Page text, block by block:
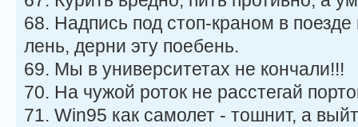
68. Надпись под стоп-краном в
лень, дерни эту поебень.
69. Мы в университетах не кончали!!!
70. На чужой роток не расстегай
71. Win95 как самолет - тошнит, а